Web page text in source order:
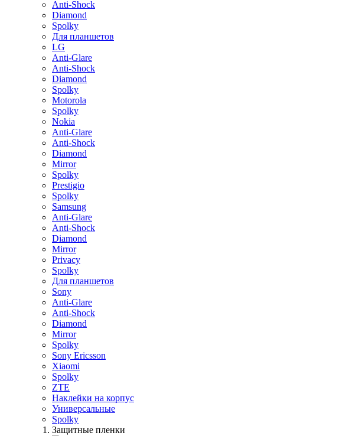
Anti-Shock
Diamond
Spolky
Для планшетов
LG
Anti-Glare
Anti-Shock
Diamond
Spolky
Motorola
Spolky
Nokia
Anti-Glare
Anti-Shock
Diamond
Mirror
Spolky
Prestigio
Spolky
Samsung
Anti-Glare
Anti-Shock
Diamond
Mirror
Privacy
Spolky
Для планшетов
Sony
Anti-Glare
Anti-Shock
Diamond
Mirror
Spolky
Sony Ericsson
Xiaomi
Spolky
ZTE
Наклейки на корпус
Универсальные
Spolky
Защитные пленки